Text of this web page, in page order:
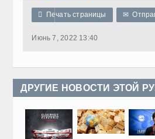
 Печать страницы ✉
Июнь 7, 2022 13:40
ДРУГИЕ НОВОСТИ ЭТОЙ